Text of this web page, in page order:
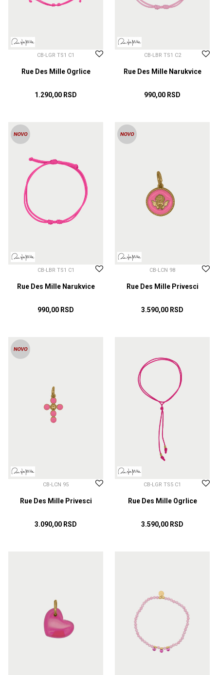
CB-LGR TS1 C1
Rue Des Mille Ogrlice
1.290,00 RSD
CB-LBR TS1 C2
Rue Des Mille Narukvice
990,00 RSD
CB-LBR TS1 C1
Rue Des Mille Narukvice
990,00 RSD
CB-LCN 98
Rue Des Mille Privesci
3.590,00 RSD
CB-LCN 95
Rue Des Mille Privesci
3.090,00 RSD
CB-LGR TS5 C1
Rue Des Mille Ogrlice
3.590,00 RSD